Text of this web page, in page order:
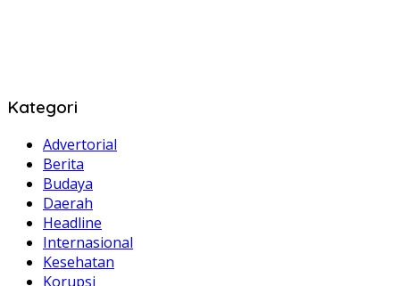
Kategori
Advertorial
Berita
Budaya
Daerah
Headline
Internasional
Kesehatan
Korupsi